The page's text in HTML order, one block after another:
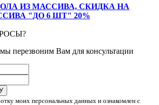
ИЗ МАССИВА, СКИДКА НА
"ДО 6 ШТ" 20%
мы перезвоним Вам для консультации
моих персональных данных и ознакомлен с